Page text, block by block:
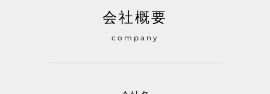
会社概要
company